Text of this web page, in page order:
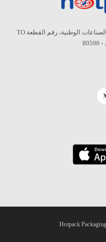
هوتباك منطقة حرة فرع دبي، مجمع الصناعات الوطنية، رقم القطعة TO